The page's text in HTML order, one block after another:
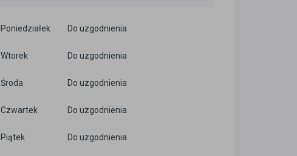
Poniedziałek Do uzgodnienia
Wtorek Do uzgodnienia
Środa Do uzgodnienia
Czwartek Do uzgodnienia
Piątek Do uzgodnienia